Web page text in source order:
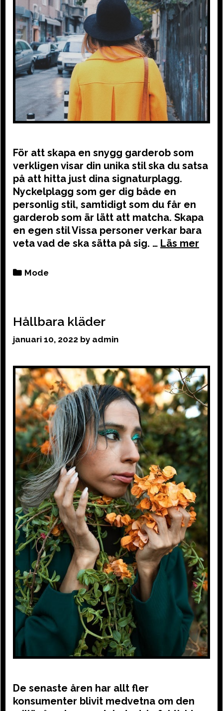
För att skapa en snygg garderob som
verkligen visar din unika stil ska du satsa
på att hitta just dina signaturplagg.
Nyckelplagg som ger dig både en
personlig stil, samtidigt som du får en
garderob som är lätt att matcha. Skapa
en egen stil Vissa personer verkar bara
veta vad de ska sätta på sig. …
Categories
Mode
Hållbara kläder
januari 10, 2022 by admin
De senaste åren har allt fler
konsumenter blivit medvetna om den